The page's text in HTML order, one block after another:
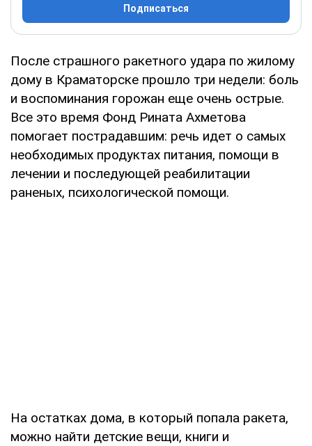
Подписаться
После страшного ракетного удара по жилому
дому в Краматорске прошло три недели: боль
и воспоминания горожан еще очень острые.
Все это время Фонд Рината Ахметова
помогает пострадавшим: речь идет о самых
необходимых продуктах питания, помощи в
лечении и последующей реабилитации
раненых, психологической помощи.
На остатках дома, в который попала ракета,
можно найти детские вещи, книги и